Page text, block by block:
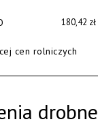
180,42 zł
cen rolniczych
drobne